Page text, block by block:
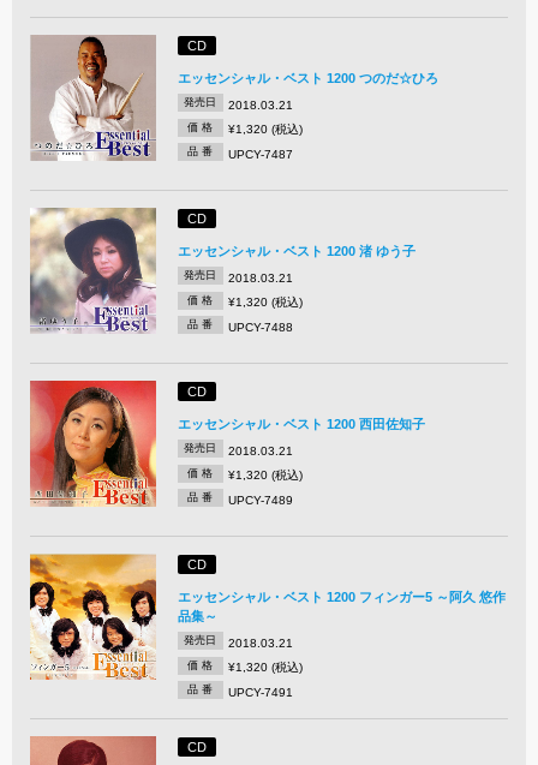
CD
エッセンシャル・ベスト 1200 つのだ☆ひろ
発売日 2018.03.21
価 格 ¥1,320 (税込)
品 番 UPCY-7487
CD
エッセンシャル・ベスト 1200 渚 ゆう子
発売日 2018.03.21
価 格 ¥1,320 (税込)
品 番 UPCY-7488
CD
エッセンシャル・ベスト 1200 西田佐知子
発売日 2018.03.21
価 格 ¥1,320 (税込)
品 番 UPCY-7489
CD
エッセンシャル・ベスト 1200 フィンガー5 ～阿久 悠作
品集～
発売日 2018.03.21
価 格 ¥1,320 (税込)
品 番 UPCY-7491
CD